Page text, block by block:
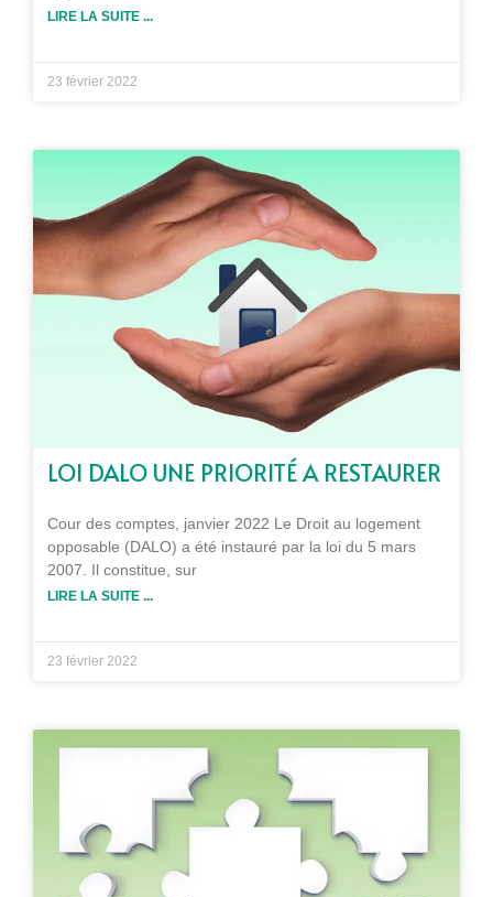
LIRE LA SUITE ...
23 février 2022
LOI DALO UNE PRIORITÉ A RESTAURER
Cour des comptes, janvier 2022 Le Droit au logement
opposable (DALO) a été instauré par la loi du 5 mars
2007. Il constitue, sur
LIRE LA SUITE ...
23 février 2022